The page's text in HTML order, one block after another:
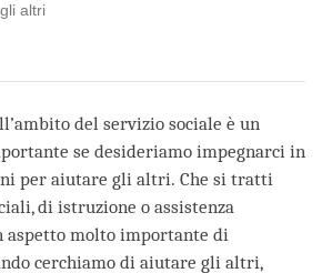
altri
del servizio sociale è un
se desideriamo impegnarci in
per aiutare gli altri. Che si tratti
di istruzione o assistenza
aspetto molto importante di
cerchiamo di aiutare gli altri,